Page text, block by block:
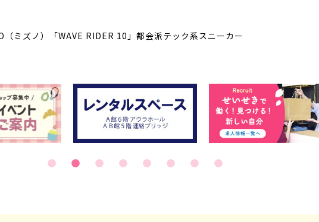
（ミズノ）「WAVE RIDER 10」都会派テック系スニーカー